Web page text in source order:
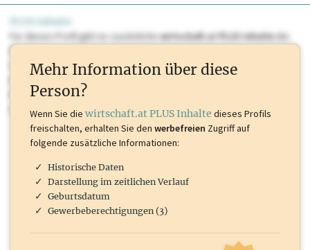
PLUS Inhalte
Für dieses Profil gibt es zusätzlichewirtschaft.at PLUS Inhaltedie
Sie momentan nicht einsehen können. Schalten Sie dieses Profil frei
oder loggen Sie sich ein um diese Inhalte zu sehen. wirtschaft.at PLUS
Marken, Patente, Rechtstatsachen, OTS-Aussendungen, und viele
mehr.
Mehr Information über diese
Person?
Wenn Sie die wirtschaft.at PLUS Inhalte dieses Profils
freischalten, erhalten Sie den werbefreien Zugriff auf
folgende zusätzliche Informationen:
Historische Daten
Darstellung im zeitlichen Verlauf
Geburtsdatum
Gewerbeberechtigungen (3)